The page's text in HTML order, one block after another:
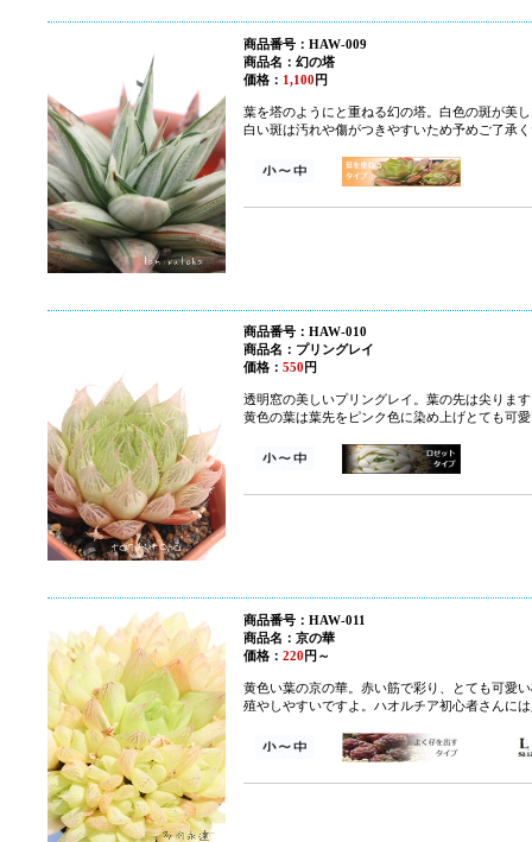
商品番号：HAW-009
商品名：幻の塔
価格： 1,100 円
葉を塔のようにと重ねる幻の塔。白色の斑が美
白い斑は汚れや傷がつきやすいため予めご了承
商品番号：HAW-010
商品名：プリングレイ
価格： 550 円
透明窓の美しいプリングレイ。葉の先は尖りま
黄色の葉は葉先をピンク色に染め上げとても可
商品番号：HAW-011
商品名：京の華
価格： 220 円～
黄色い葉の京の華。赤い筋で彩り、とても可愛
殖やしやすいですよ。ハオルチア初心者さんに